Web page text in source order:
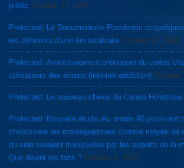
public October 17, 2021
Protected: Le Documentaire Plandemic et
les éléments d’une ère totalitaire October 17, 2021
Protected: Amincissement prématuré du cortex chez les grands
utilisateurs des écrans (internet addiction) October
Protected: Le nouveau cheval du Centre Holistique
Protected: Nouvelle étude: Au moins 90 pour-cent
choisissent les mamogrammes comme moyen de
du sein seraient manipulées par les experts de la
Que disent les faits ? October 6, 2021